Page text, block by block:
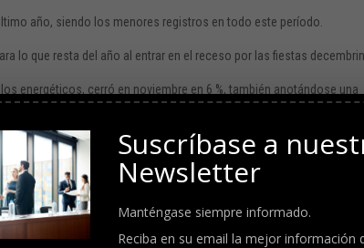
año, siendo los menores registros en todo este período.
lo que resta del año al entrar en el receso por las fiestas
energéticos, cerró en noviembre en 6 %, también anotándose una
con este dato de la inflación y con la última reunión de
de la inflación hasta el 7,3 %, aunque JP Morgan se ubicaba en un
esperaban que el reporte “fuese muy similar” a su contraparte
Suscríbase a
Newsletter
Manténgase siempre informado.
Reciba en su email la mejor información